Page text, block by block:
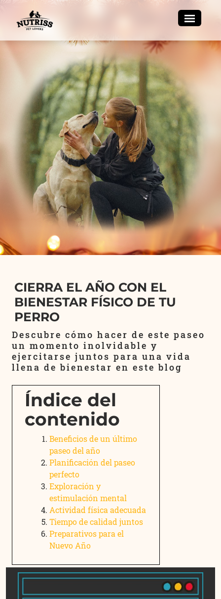
CIERRA EL AÑO CON EL
BIENESTAR FÍSICO DE TU
PERRO
Descubre cómo hacer de este paseo
un momento inolvidable y
ejercitarse juntos para una vida
llena de bienestar en este blog
Índice del
contenido
Beneficios de un último
paseo del año
Planificación del paseo
perfecto
​Exploración y
estimulación mental
Actividad física adecuada
Tiempo de calidad juntos
Preparativos para el
Nuevo Año